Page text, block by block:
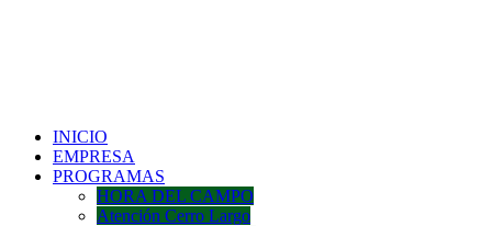
INICIO
EMPRESA
PROGRAMAS
HORA DEL CAMPO
Atención Cerro Largo